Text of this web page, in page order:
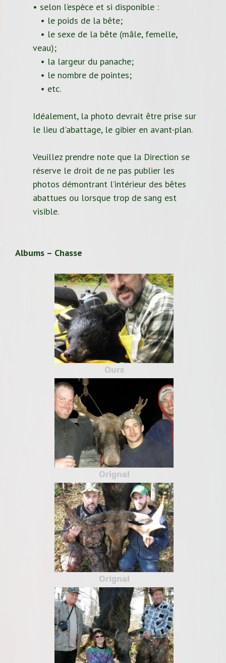
• selon l’espèce et si disponible :
• le poids de la bête;
• le sexe de la bête (mâle, femelle,
veau);
• la largeur du panache;
• le nombre de pointes;
• etc.
Idéalement, la photo devrait être prise sur
le lieu d'abattage, le gibier en avant-plan.
Veuillez prendre note que la Direction se
réserve le droit de ne pas publier les
photos démontrant l’intérieur des bêtes
abattues ou lorsque trop de sang est
visible.
Albums – Chasse
Ours
Orignal
Orignal